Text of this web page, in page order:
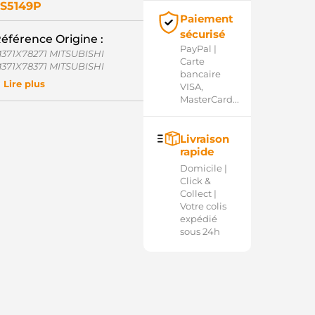
Origine :
MITSUBISHI
MITSUBISHI
MITSUBISHI
MITSUBISHI
AS-PL
Lire plus
Paiement
sécurisé
PayPal |
Carte
bancaire
VISA,
MasterCard...
Livraison
rapide
Domicile |
Click &
Collect |
Votre colis
expédié
sous 24h